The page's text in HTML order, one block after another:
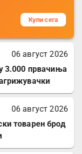
Купи сега
06 август 2026
3.000 првачиња
06 август 2026
товарен брод